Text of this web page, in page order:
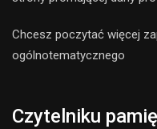
Chcesz poczytać więcej
ogólnotematycznego
Czytelniku